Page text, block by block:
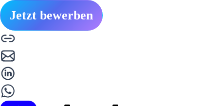
Jetzt bewerben